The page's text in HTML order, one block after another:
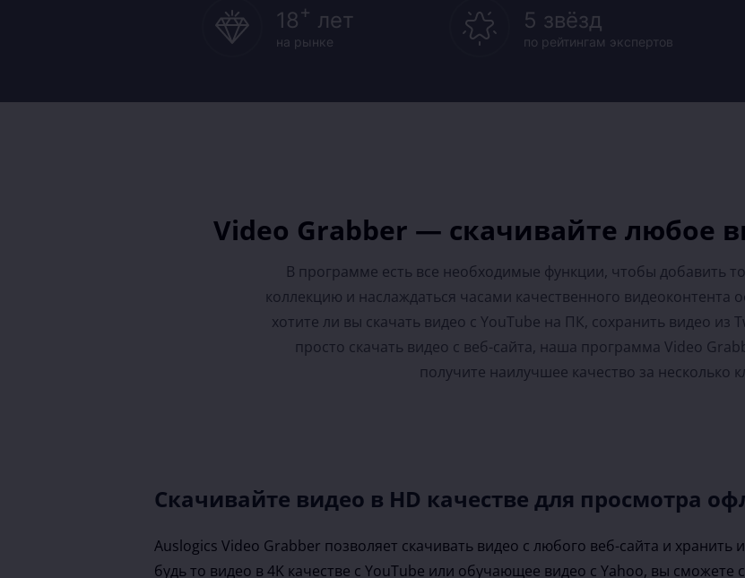
18+ лет
на рынке
5 звёзд
по рейтингам экспертов
Video Grabber — скачивайте любое
В программе есть все необходимые функции, чтобы добавить
коллекцию и наслаждаться часами качественного видеоконтента
хотите ли вы скачать видео с YouTube на ПК, сохранить видео из
просто скачать видео с веб-сайта, наша программа Video
получите наилучшее качество за несколько
Скачивайте видео в HD качестве для просмотра
Auslogics Video Grabber позволяет скачивать видео с любого веб-сайта и хранить
будь то видео в 4K качестве с YouTube или обучающее видео с Yahoo, вы